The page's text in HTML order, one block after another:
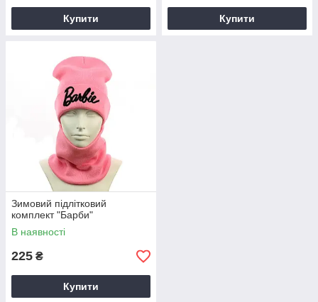
Купити Купити
Зимовий підлітковий
комплект "Барби"
В наявності
225 ₴
Купити